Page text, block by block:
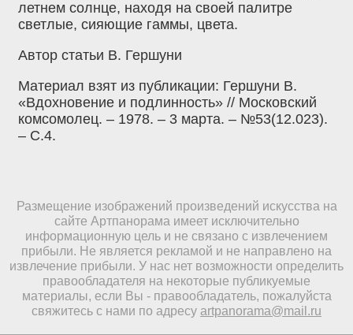
летнем солнце, находя на своей палитре
светлые, сияющие гаммы, цвета.
Автор статьи В. Гершуни
Материал взят из публикации: Гершуни В.
«Вдохновение и подлинность» // Московский
комсомолец. – 1978. – 3 марта. – №53(12.023).
– С.4.
Размещение изображений произведений искусства на
сайте Артпанорама имеет исключительно
информационную цель и не связано с извлечением
прибыли. Не является рекламой и не направлено на
извлечение прибыли. У нас нет возможности определить
правообладателя на некоторые публикуемые
материалы, если Вы - правообладатель, пожалуйста
свяжитесь с нами по адресу artpanorama@mail.ru